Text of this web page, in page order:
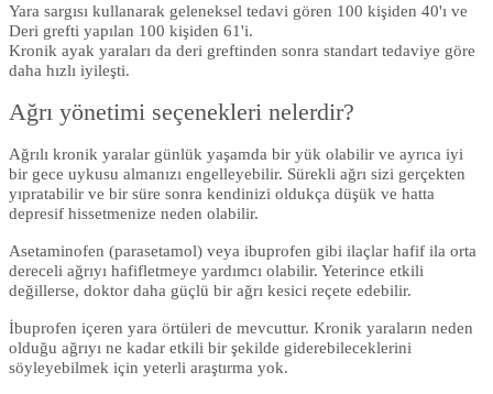
Yara sargısı kullanarak geleneksel tedavi gören 100 kişiden 40'ı ve
Deri grefti yapılan 100 kişiden 61'i.
Kronik ayak yaraları da deri greftinden sonra standart tedaviye göre
daha hızlı iyileşti.
Ağrı yönetimi seçenekleri nelerdir?
Ağrılı kronik yaralar günlük yaşamda bir yük olabilir ve ayrıca iyi
bir gece uykusu almanızı engelleyebilir. Sürekli ağrı sizi gerçekten
yıpratabilir ve bir süre sonra kendinizi oldukça düşük ve hatta
depresif hissetmenize neden olabilir.
Asetaminofen (parasetamol) veya ibuprofen gibi ilaçlar hafif ila orta
dereceli ağrıyı hafifletmeye yardımcı olabilir. Yeterince etkili
değillerse, doktor daha güçlü bir ağrı kesici reçete edebilir.
İbuprofen içeren yara örtüleri de mevcuttur. Kronik yaraların neden
olduğu ağrıyı ne kadar etkili bir şekilde giderebileceklerini
söyleyebilmek için yeterli araştırma yok.